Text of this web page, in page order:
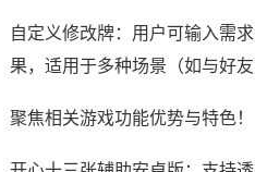
自定义修改牌：用户可输入需
果，适用于多种场景（如与好
聚焦相关游戏功能优势与特色！